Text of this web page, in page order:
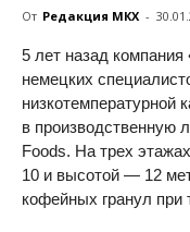
От Редакция МКХ -
5 лет назад
немецких
низкотемпературной
в производственную
Foods. На трех
10 и высотой — 12
кофейных гранул при